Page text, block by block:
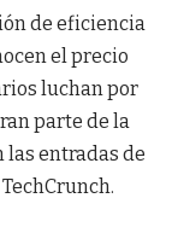
de eficiencia
el precio
luchan por
parte de la
las entradas de